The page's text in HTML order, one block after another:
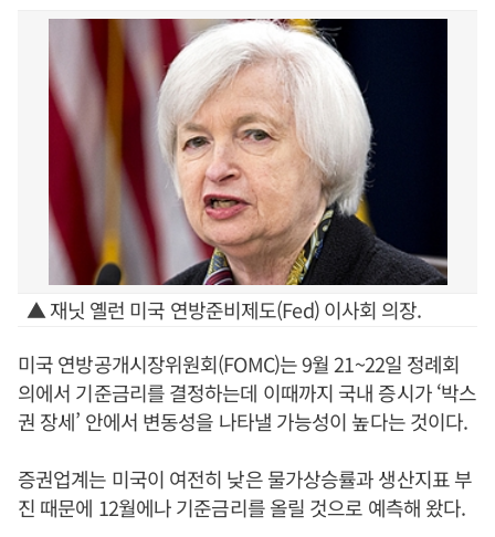
▲ 재닛 옐런 미국 연방준비제도(Fed) 이사회 의장.
미국 연방공개시장위원회(FOMC)는 9월 21~22일 정례회
의에서 기준금리를 결정하는데 이때까지 국내 증시가 ‘박스
권 장세’ 안에서 변동성을 나타낼 가능성이 높다는 것이다.
증권업계는 미국이 여전히 낮은 물가상승률과 생산지표 부
진 때문에 12월에나 기준금리를 올릴 것으로 예측해 왔다.